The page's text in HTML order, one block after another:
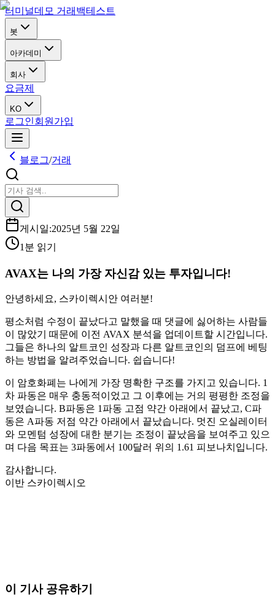
터미널데모 거래 백테스트
봇
아카데미
회사
요금제
KO
로그인회원가입
블로그/거래
게시일:2025년 5월 22일
1분 읽기
AVAX는 나의 가장 자신감 있는 투자입니다!
안녕하세요, 스카이렉시안 여러분!
평소처럼 수정이 끝났다고 말했을 때 댓글에 싫어하는 사람들
이 많았기 때문에 이전 AVAX 분석을 업데이트할 시간입니다.
그들은 하나의 알트코인 성장과 다른 알트코인의 덤프에 베팅
하는 방법을 알려주었습니다. 쉽습니다!
이 암호화폐는 나에게 가장 명확한 구조를 가지고 있습니다. 1
차 파동은 매우 충동적이었고 그 이후에는 거의 평평한 조정을
보였습니다. B파동은 1파동 고점 약간 아래에서 끝났고, C파
동은 A파동 저점 약간 아래에서 끝났습니다. 멋진 오실레이터
와 모멘텀 성장에 대한 분기는 조정이 끝났음을 보여주고 있으
며 다음 목표는 3파동에서 100달러 위의 1.61 피보나치입니다.
감사합니다.
이반 스카이렉시오
이 기사 공유하기